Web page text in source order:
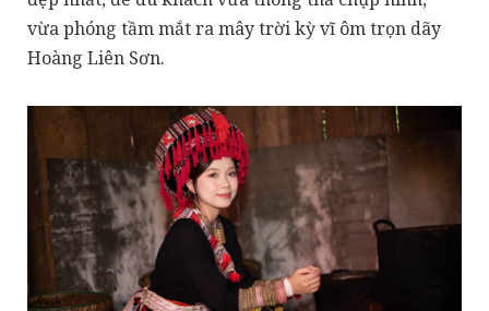
vừa phóng tầm mắt ra mây trời kỳ vĩ ôm trọn dãy
Hoàng Liên Sơn.